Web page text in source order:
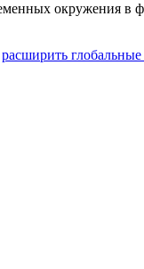
окружения в
расширить